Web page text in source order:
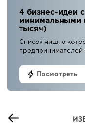
4 бизнес-идеи
минимальными
тысяч)
Список ниш, о
предпринимателей
Посмотреть